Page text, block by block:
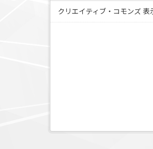
クリエイティブ・コモンズ 表